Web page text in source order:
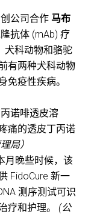
公司合作 马布
抗体 (mAb) 疗
犬科动物和骆驼
有两种犬科动物
免疫性疾病。
诺啡透皮溶
痛的透皮丁丙诺
局）
月晚些时候，该
FidoCure 新一
测序测试可识
疗和护理。 (公